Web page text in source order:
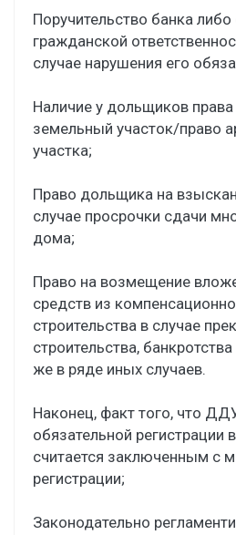
Поручительство банка либо
гражданской
случае нарушения его
Наличие у дольщиков права
земельный участок/право
участка;
Право дольщика на
случае просрочки сдачи
дома;
Право на возмещение
средств из
строительства в случае
строительства,
же в ряде иных случаев.
Наконец, факт того, что
обязательной регистрации
считается заключенным с
регистрации;
Законодательно